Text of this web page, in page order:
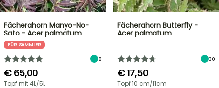
Fächerahorn Manyo-No-
Sato - Acer palmatum
FÜR SAMMLER
8
€ 65,00
Topf mit 4L/5L
Fächerahorn Butterfly -
Acer palmatum
30
€ 17,50
Topf 10 cm/11cm